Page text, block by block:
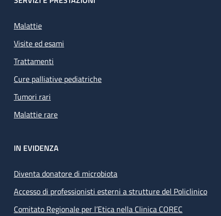
Malattie
Visite ed esami
Trattamenti
Cure palliative pediatriche
Tumori rari
Malattie rare
IN EVIDENZA
Diventa donatore di microbiota
Accesso di professionisti esterni a strutture del Policlinico
Comitato Regionale per l’Etica nella Clinica COREC